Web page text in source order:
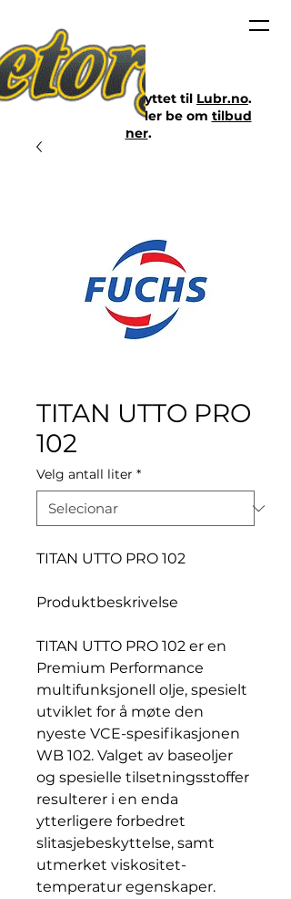
TITAN UTTO PRO
102
Velg antall liter *
TITAN UTTO PRO 102
Produktbeskrivelse
TITAN UTTO PRO 102 er en
Premium Performance
multifunksjonell olje, spesielt
utviklet for å møte den
nyeste VCE-spesifikasjonen
WB 102. Valget av baseoljer
og spesielle tilsetningsstoffer
resulterer i en enda
ytterligere forbedret
slitasjebeskyttelse, samt
utmerket viskositet-
temperatur egenskaper.
Nettbutikken er flyttet til Lubr.no.
Klikk på lenken eller be om tilbud
her.